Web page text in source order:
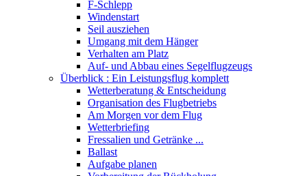
F-Schlepp
Windenstart
Seil ausziehen
Umgang mit dem Hänger
Verhalten am Platz
Auf- und Abbau eines Segelflugzeugs
Überblick : Ein Leistungsflug komplett
Wetterberatung & Entscheidung
Organisation des Flugbetriebs
Am Morgen vor dem Flug
Wetterbriefing
Fressalien und Getränke ...
Ballast
Aufgabe planen